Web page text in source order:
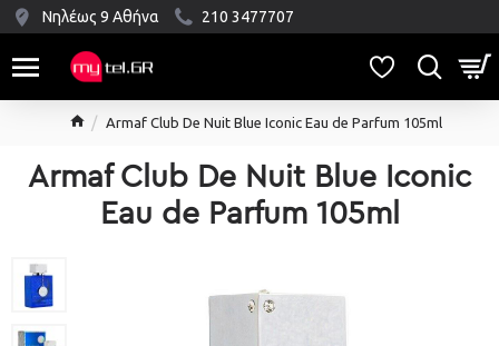
Νηλέως 9 Αθήνα 210 3477707
Armaf Club De Nuit Blue Iconic Eau de Parfum 105ml
Armaf Club De Nuit Blue Iconic
Eau de Parfum 105ml